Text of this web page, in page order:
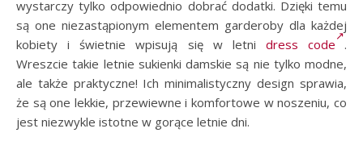
wystarczy tylko odpowiednio dobrać dodatki. Dzięki temu
są one niezastąpionym elementem garderoby dla każdej
kobiety i świetnie wpisują się w letni dress code .
Wreszcie takie letnie sukienki damskie są nie tylko modne,
ale także praktyczne! Ich minimalistyczny design sprawia,
że są one lekkie, przewiewne i komfortowe w noszeniu, co
jest niezwykle istotne w gorące letnie dni.